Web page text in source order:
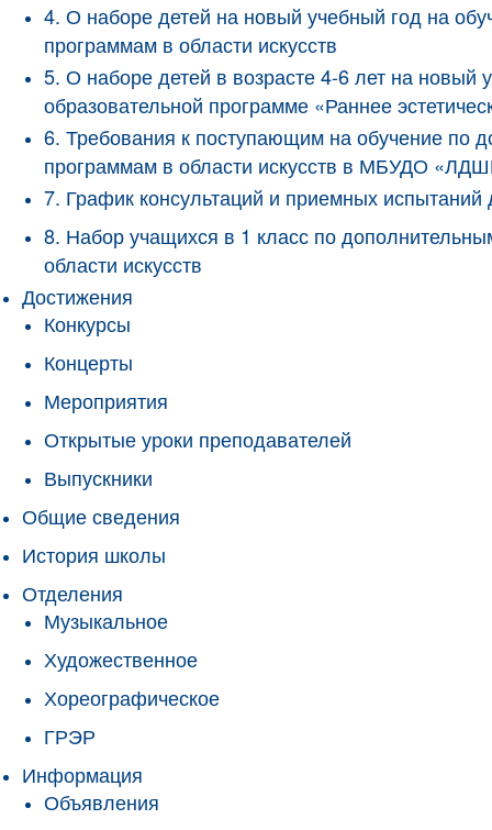
4. О наборе детей на новый учебный год на
программам в области искусств
5. О наборе детей в возрасте 4-6 лет на
образовательной программе «Раннее
6. Требования к поступающим на обучение по
программам в области искусств в МБУДО
7. График консультаций и приемных
8. Набор учащихся в 1 класс по
области искусств
Достижения
Конкурсы
Концерты
Мероприятия
Открытые уроки преподавателей
Выпускники
Общие сведения
История школы
Отделения
Музыкальное
Художественное
Хореографическое
ГРЭР
Информация
Объявления